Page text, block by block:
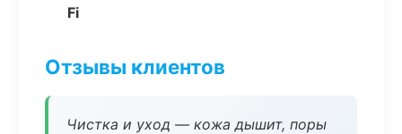
Fi
Отзывы клиентов
Чистка и уход — кожа дышит, поры